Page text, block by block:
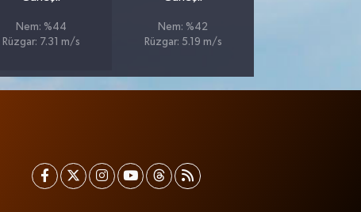
Nem: %44
Rüzgar: 7.31 m/s
Nem: %42
Rüzgar: 5.19 m/s